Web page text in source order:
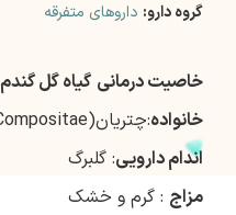
گروه دارو: داروهای متفرقه
خاصيت درمانی گیاه گل گندم
خانواده:چتریان(Compositae)
اندام دارويی: گلبرگ
مزاج : گرم و خشک